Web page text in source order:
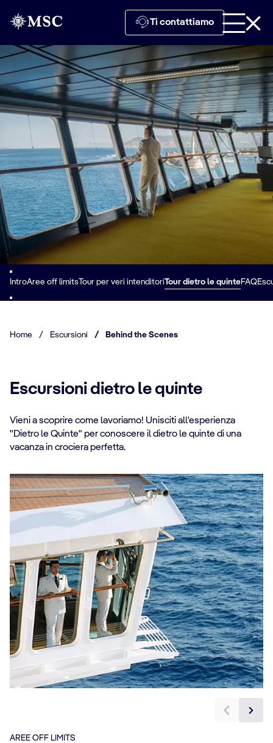
Ti contattiamo
IntroAree off limitsTour per veri intenditoriTour dietro le quinteFAQ
Home / Escursioni / Behind the Scenes
Escursioni dietro le quinte
Vieni a scoprire come lavoriamo! Unisciti all'esperienza
"Dietro le Quinte" per conoscere il dietro le quinte di una
vacanza in crociera perfetta.
AREE OFF LIMITS